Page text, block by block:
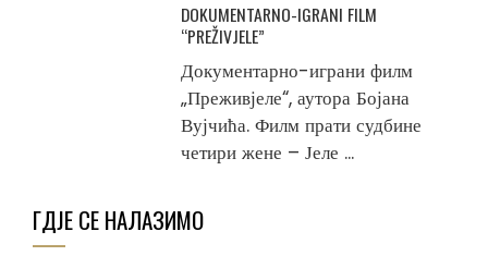
DOKUMENTARNO-IGRANI FILM
“PREŽIVJELE”
Документарно-играни филм
„Преживјеле“, аутора Бојана
Вујчића. Филм прати судбине
четири жене – Јеле ...
ГДЈЕ СЕ НАЛАЗИМО